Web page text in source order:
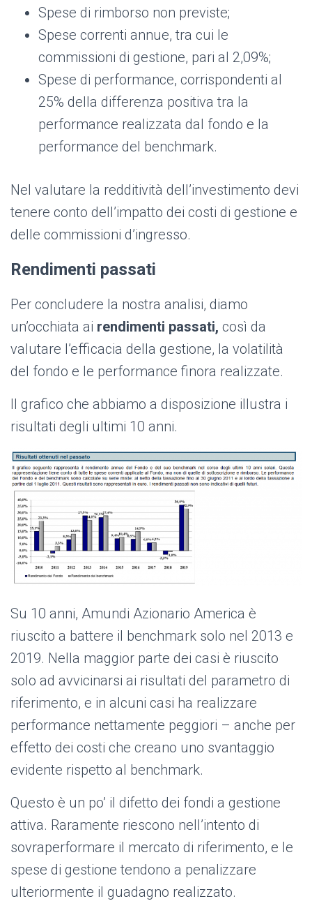
Spese di rimborso non previste;
Spese correnti annue, tra cui le
commissioni di gestione, pari al 2,09%;
Spese di performance, corrispondenti al
25% della differenza positiva tra la
performance realizzata dal fondo e la
performance del benchmark.
Nel valutare la redditività dell’investimento devi
tenere conto dell’impatto dei costi di gestione e
delle commissioni d’ingresso.
Rendimenti passati
Per concludere la nostra analisi, diamo
un’occhiata ai rendimenti passati, così da
valutare l’efficacia della gestione, la volatilità
del fondo e le performance finora realizzate.
Il grafico che abbiamo a disposizione illustra i
risultati degli ultimi 10 anni.
Su 10 anni, Amundi Azionario America è
riuscito a battere il benchmark solo nel 2013 e
2019. Nella maggior parte dei casi è riuscito
solo ad avvicinarsi ai risultati del parametro di
riferimento, e in alcuni casi ha realizzare
performance nettamente peggiori – anche per
effetto dei costi che creano uno svantaggio
evidente rispetto al benchmark.
Questo è un po’ il difetto dei fondi a gestione
attiva. Raramente riescono nell’intento di
sovraperformare il mercato di riferimento, e le
spese di gestione tendono a penalizzare
ulteriormente il guadagno realizzato.